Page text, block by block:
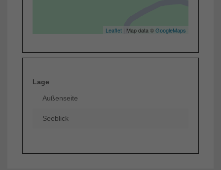
Leaflet | Map data ©GoogleMaps
Lage
Außenseite
Seeblick